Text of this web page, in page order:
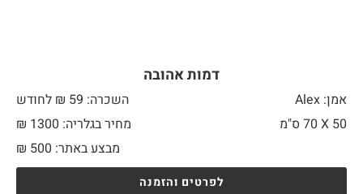
דמות אהובה
אמן: Alex
השכרה: 59 ₪ לחודש
50 X
מחיר בגלריה: 1300 ₪
מבצע באתר:
₪ 500
לפרטים והזמנה